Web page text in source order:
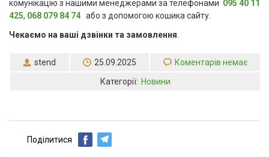
комунікацію з нашими менеджерами за телефонами 095 40 11
425, 068 079 84 74 або з допомогою кошика сайту.
Чекаємо на ваші дзвінки та замовлення.
stend 25.09.2025
Коментарів немає
Категорії: Новини
Поділитися